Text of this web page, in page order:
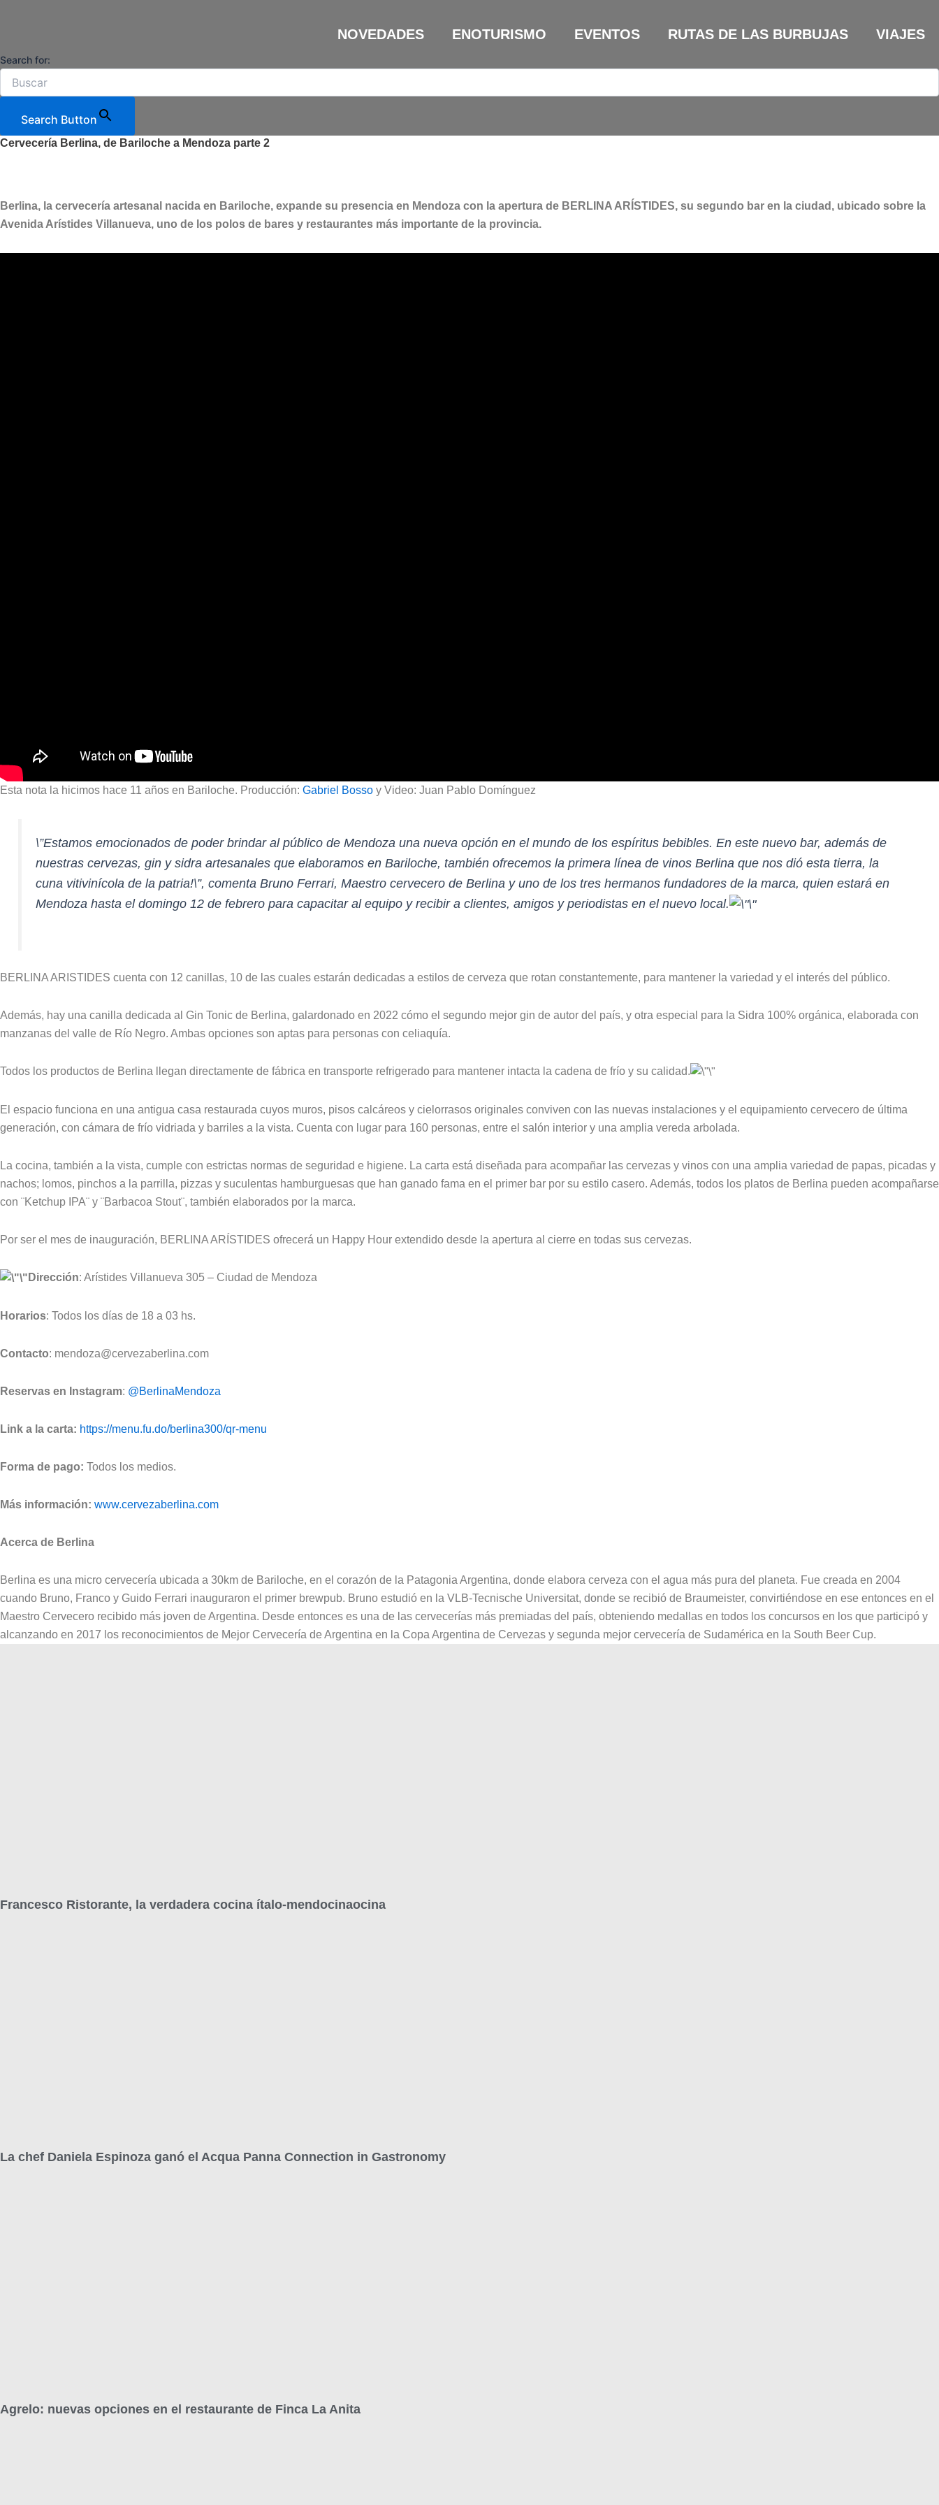
NOVEDADES ENOTURISMO EVENTOS RUTAS DE LAS BURBUJAS VIAJES
Search for:
Search Button
Cervecería Berlina, de Bariloche a Mendoza parte 2
Berlina, la cervecería artesanal nacida en Bariloche, expande su presencia en Mendoza con la apertura de BERLINA ARÍSTIDES, su segundo bar en la ciudad, ubicado sobre la
Avenida Arístides Villanueva, uno de los polos de bares y restaurantes más importante de la provincia.
Esta nota la hicimos hace 11 años en Bariloche. Producción: Gabriel Bosso y Video: Juan Pablo Domínguez
\”Estamos emocionados de poder brindar al público de Mendoza una nueva opción en el mundo de los espíritus bebibles. En este nuevo bar, además de
nuestras cervezas, gin y sidra artesanales que elaboramos en Bariloche, también ofrecemos la primera línea de vinos Berlina que nos dió esta tierra, la
cuna vitivinícola de la patria!\”, comenta Bruno Ferrari, Maestro cervecero de Berlina y uno de los tres hermanos fundadores de la marca, quien estará en
Mendoza hasta el domingo 12 de febrero para capacitar al equipo y recibir a clientes, amigos y periodistas en el nuevo local.
BERLINA ARISTIDES cuenta con 12 canillas, 10 de las cuales estarán dedicadas a estilos de cerveza que rotan constantemente, para mantener la variedad y el interés del público.
Además, hay una canilla dedicada al Gin Tonic de Berlina, galardonado en 2022 cómo el segundo mejor gin de autor del país, y otra especial para la Sidra 100% orgánica, elaborada con
manzanas del valle de Río Negro. Ambas opciones son aptas para personas con celiaquía.
Todos los productos de Berlina llegan directamente de fábrica en transporte refrigerado para mantener intacta la cadena de frío y su calidad.
El espacio funciona en una antigua casa restaurada cuyos muros, pisos calcáreos y cielorrasos originales conviven con las nuevas instalaciones y el equipamiento cervecero de última
generación, con cámara de frío vidriada y barriles a la vista. Cuenta con lugar para 160 personas, entre el salón interior y una amplia vereda arbolada.
La cocina, también a la vista, cumple con estrictas normas de seguridad e higiene. La carta está diseñada para acompañar las cervezas y vinos con una amplia variedad de papas, picadas y
nachos; lomos, pinchos a la parrilla, pizzas y suculentas hamburguesas que han ganado fama en el primer bar por su estilo casero. Además, todos los platos de Berlina pueden acompañarse
con ¨Ketchup IPA¨ y ¨Barbacoa Stout¨, también elaborados por la marca.
Por ser el mes de inauguración, BERLINA ARÍSTIDES ofrecerá un Happy Hour extendido desde la apertura al cierre en todas sus cervezas.
Dirección: Arístides Villanueva 305 – Ciudad de Mendoza
Horarios: Todos los días de 18 a 03 hs.
Contacto: mendoza@cervezaberlina.com
Reservas en Instagram: @BerlinaMendoza
Link a la carta: https://menu.fu.do/berlina300/qr-menu
Forma de pago: Todos los medios.
Más información: www.cervezaberlina.com
Acerca de Berlina
Berlina es una micro cervecería ubicada a 30km de Bariloche, en el corazón de la Patagonia Argentina, donde elabora cerveza con el agua más pura del planeta. Fue creada en 2004
cuando Bruno, Franco y Guido Ferrari inauguraron el primer brewpub. Bruno estudió en la VLB-Tecnische Universitat, donde se recibió de Braumeister, convirtiéndose en ese entonces en el
Maestro Cervecero recibido más joven de Argentina. Desde entonces es una de las cervecerías más premiadas del país, obteniendo medallas en todos los concursos en los que participó y
alcanzando en 2017 los reconocimientos de Mejor Cervecería de Argentina en la Copa Argentina de Cervezas y segunda mejor cervecería de Sudamérica en la South Beer Cup.
Francesco Ristorante, la verdadera cocina ítalo-mendocinaocina
La chef Daniela Espinoza ganó el Acqua Panna Connection in Gastronomy
Agrelo: nuevas opciones en el restaurante de Finca La Anita